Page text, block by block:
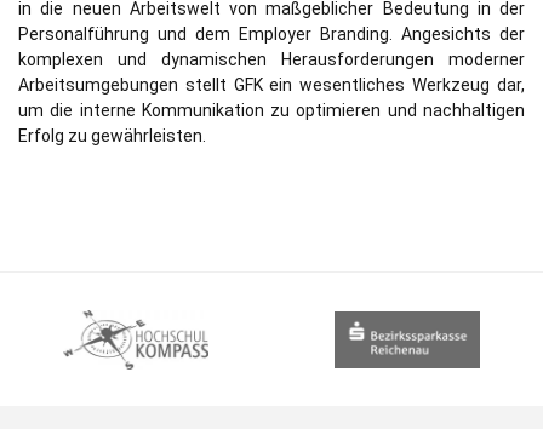
in die neuen Arbeitswelt von maßgeblicher Bedeutung in der
Personalführung und dem Employer Branding. Angesichts der
komplexen und dynamischen Herausforderungen moderner
Arbeitsumgebungen stellt GFK ein wesentliches Werkzeug dar,
um die interne Kommunikation zu optimieren und nachhaltigen
Erfolg zu gewährleisten.